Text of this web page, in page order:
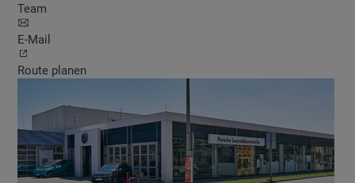
Team
E-Mail
Route planen